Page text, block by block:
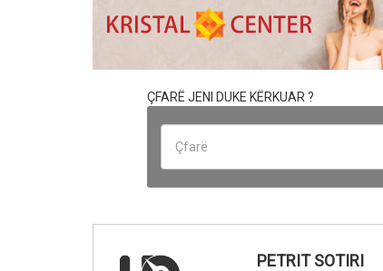
ÇFARË JENI DUKE KËRKUAR ?
PETRIT SOTIRI